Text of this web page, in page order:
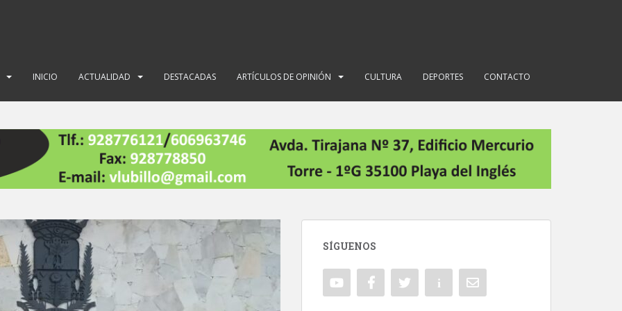
INICIO ACTUALIDAD DESTACADAS ARTÍCULOS DE OPINIÓN CULTURA DEPORTES CONTACTO
SÍGUENOS